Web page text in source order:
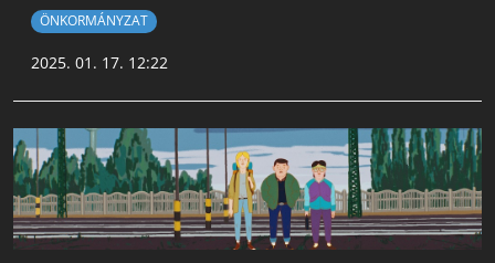
ÖNKORMÁNYZAT
2025. 01. 17. 12:22